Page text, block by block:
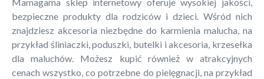
Mamagama sklep internetowy oferuje wysokiej jakości,
bezpieczne produkty dla rodziców i dzieci. Wśród nich
znajdziesz akcesoria niezbędne do karmienia malucha, na
przykład śliniaczki, poduszki, butelki i akcesoria, krzesełka
dla maluchów. Możesz kupić również w atrakcyjnych
cenach wszystko, co potrzebne do pielęgnacji, na przykład